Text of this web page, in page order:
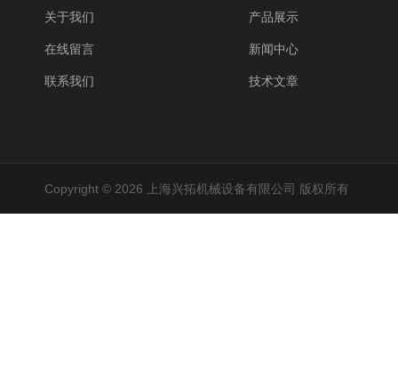
关于我们
在线留言
联系我们
产品展示
新闻中心
技术文章
Copyright © 2026 上海兴拓机械设备有限公司 版权所有